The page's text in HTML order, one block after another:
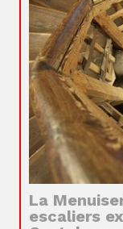
La
escaliers